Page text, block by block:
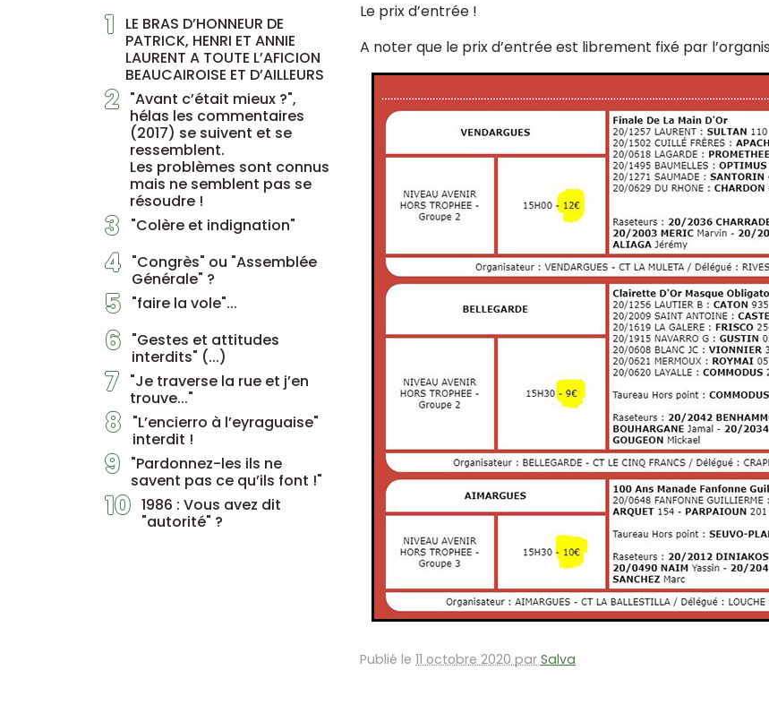
1
LE BRAS D’HONNEUR DE
PATRICK, HENRI ET ANNIE
LAURENT A TOUTE L’AFICION
BEAUCAIROISE ET D’AILLEURS
2 "Avant c’était mieux ?",
hélas les commentaires
(2017) se suivent et se
ressemblent.
Les problèmes sont connus
mais ne semblent pas se
résoudre !
3 "Colère et indignation"
4 "Congrès" ou "Assemblée
Générale" ?
5 "faire la vole"...
6 "Gestes et attitudes
interdits" (...)
7 "Je traverse la rue et j’en
trouve..."
8
"L’encierro à l’eyraguaise"
interdit !
9 "Pardonnez-les ils ne
savent pas ce qu’ils font !"
10 1986 : Vous avez dit
"autorité" ?
Le prix d’entrée !
A noter que le prix d’entrée est librement fixé par
Publié le 11 octobre 2020 par Salva